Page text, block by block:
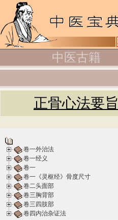
中医古籍
正骨心法要旨
卷一外治法
卷一经义
卷一
卷一《灵枢经》骨度尺寸
卷二头面部
卷三胸背部
卷三四肢部
卷四内治杂证法